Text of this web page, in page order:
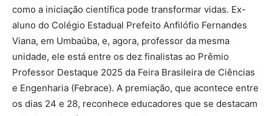
como a iniciação científica pode transformar vidas. Ex-
aluno do Colégio Estadual Prefeito Anfilófio Fernandes
Viana, em Umbaúba, e, agora, professor da mesma
unidade, ele está entre os dez finalistas ao Prêmio
Professor Destaque 2025 da Feira Brasileira de Ciências
e Engenharia (Febrace). A premiação, que acontece entre
os dias 24 e 28, reconhece educadores que se destacam